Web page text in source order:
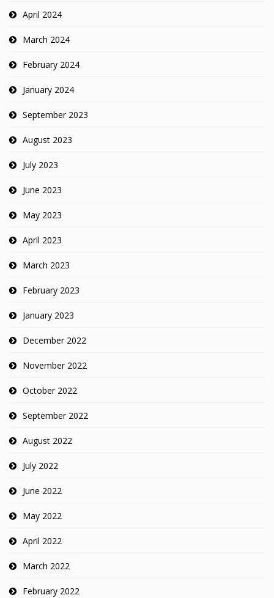
April 2024
March 2024
February 2024
January 2024
September 2023
August 2023
July 2023
June 2023
May 2023
April 2023
March 2023
February 2023
January 2023
December 2022
November 2022
October 2022
September 2022
August 2022
July 2022
June 2022
May 2022
April 2022
March 2022
February 2022